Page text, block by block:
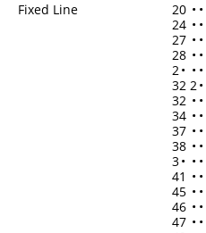
Fixed Line
20 • •
24 • •
27 • •
28 • •
2• • •
32 2•
32 • •
34 • •
37 • •
38 • •
3• • •
41 • •
45 • •
46 • •
47 • •